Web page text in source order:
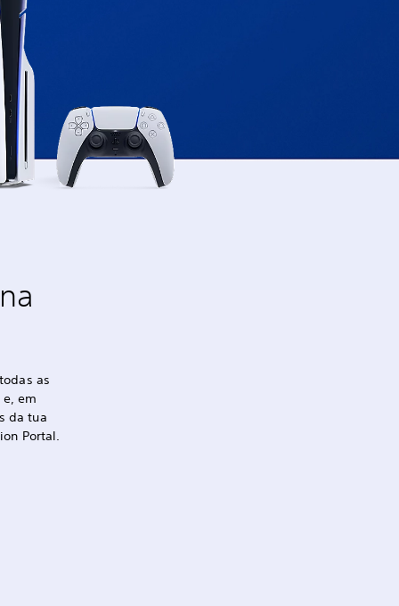
as
em
da tua
Portal.